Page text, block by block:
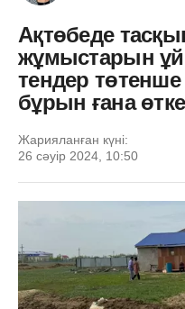
Ақтөбеде
жұмыстарын
тендер
бұрын ғана
Жарияланған күні:
26 сәуір 2024, 10:50